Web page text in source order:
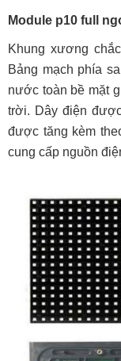
Module p10 full
Khung xương
Bảng mạch phía
nước toàn bề mặt
trời. Dây điện
được tăng kèm
cung cấp nguồn